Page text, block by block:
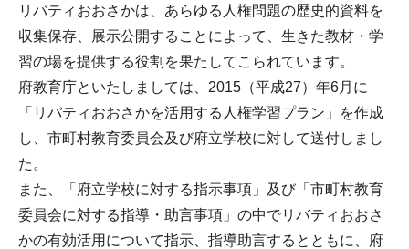
リバティおおさかは、あらゆる人権問題の歴史的資料を
収集保存、展示公開することによって、生きた教材・学
習の場を提供する役割を果たしてこられています。
府教育庁といたしましては、2015（平成27）年6月に
「リバティおおさかを活用する人権学習プラン」を作成
し、市町村教育委員会及び府立学校に対して送付しまし
た。
また、「府立学校に対する指示事項」及び「市町村教育
委員会に対する指導・助言事項」の中でリバティおおさ
かの有効活用について指示、指導助言するとともに、府